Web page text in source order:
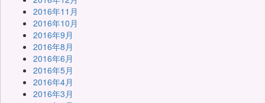
2016年11月
2016年10月
2016年9月
2016年8月
2016年6月
2016年5月
2016年4月
2016年3月